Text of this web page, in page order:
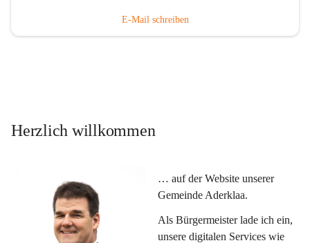
E-Mail schreiben
Herzlich willkommen
… auf der Website unserer
Gemeinde Aderklaa.
Als Bürgermeister lade ich ein,
unsere digitalen Services wie